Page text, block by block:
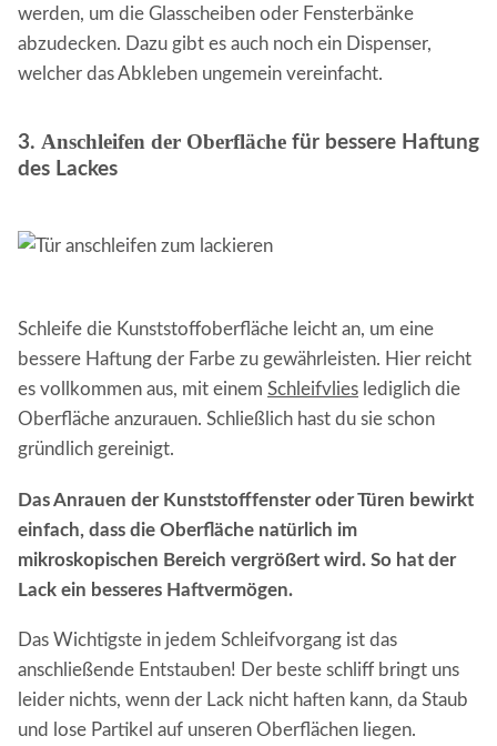
werden, um die Glasscheiben oder Fensterbänke
abzudecken. Dazu gibt es auch noch ein Dispenser,
welcher das Abkleben ungemein vereinfacht.
3. Anschleifen der Oberfläche für bessere Haftung
des Lackes
Schleife die Kunststoffoberfläche leicht an, um eine
bessere Haftung der Farbe zu gewährleisten. Hier reicht
es vollkommen aus, mit einem Schleifvlies lediglich die
Oberfläche anzurauen. Schließlich hast du sie schon
gründlich gereinigt.
Das Anrauen der Kunststofffenster oder Türen bewirkt
einfach, dass die Oberfläche natürlich im
mikroskopischen Bereich vergrößert wird. So hat der
Lack ein besseres Haftvermögen.
Das Wichtigste in jedem Schleifvorgang ist das
anschließende Entstauben! Der beste schliff bringt uns
leider nichts, wenn der Lack nicht haften kann, da Staub
und lose Partikel auf unseren Oberflächen liegen.